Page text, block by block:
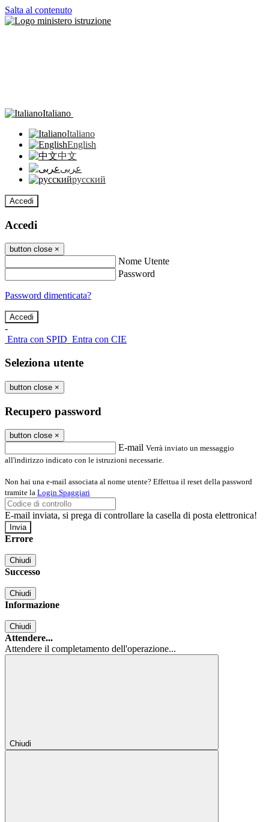
Salta al contenuto
Italiano
Italiano
English
中文
عربى
русский
Accedi
Accedi
button close ×
Nome Utente
Password
Password dimenticata?
-
Entra con SPID Entra con CIE
Seleziona utente
button close ×
Recupero password
button close ×
E-mail Verrà inviato un messaggio
all'indirizzo indicato con le istruzioni necessarie.
Non hai una e-mail associata al nome utente? Effettua il reset della password
tramite la Login Spaggiari
E-mail inviata, si prega di controllare la casella di posta elettronica!
Errore
Chiudi
Successo
Chiudi
Informazione
Chiudi
Attendere...
Attendere il completamento dell'operazione...
Chiudi